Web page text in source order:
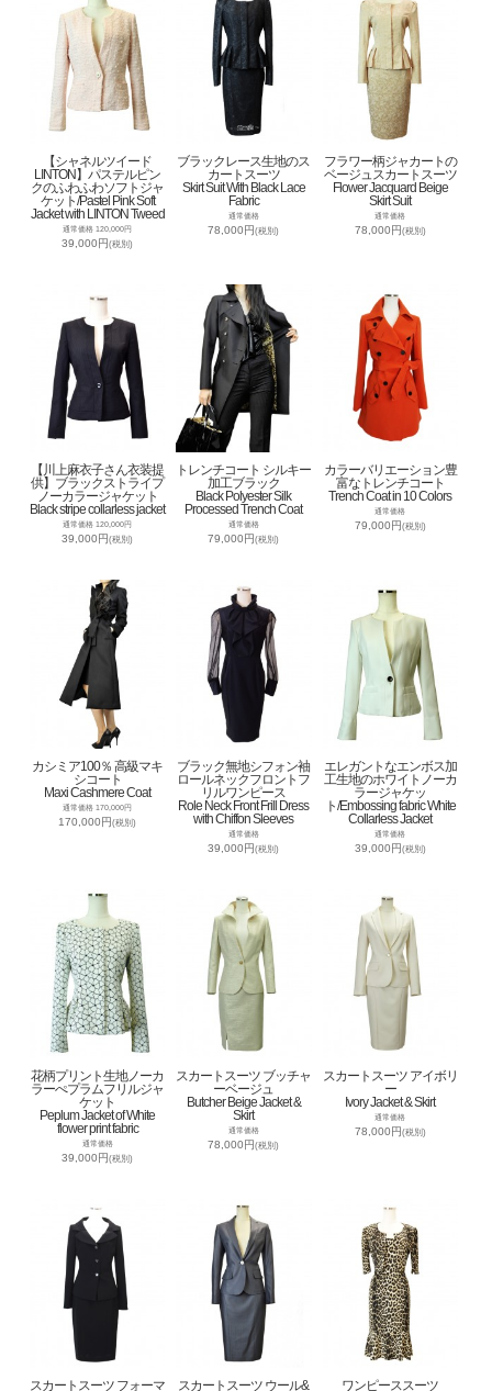
【シャネルツイード
LINTON】パステルピン
クのふわふわソフトジャ
ケット/Pastel Pink Soft
Jacket with LINTON Tweed
通常価格 120,000円
39,000円(税別)
ブラックレース生地のス
カートスーツ
Skirt Suit With Black Lace
Fabric
通常価格
78,000円(税別)
フラワー柄ジャカートの
ベージュスカートスーツ
Flower Jacquard Beige
Skirt Suit
通常価格
78,000円(税別)
【川上麻衣子さん衣装提
供】ブラックストライプ
ノーカラージャケット
Black stripe collarless jacket
通常価格 120,000円
39,000円(税別)
トレンチコート シルキー
加工ブラック
Black Polyester Silk
Processed Trench Coat
通常価格
79,000円(税別)
カラーバリエーション豊
富なトレンチコート
Trench Coat in 10 Colors
通常価格
79,000円(税別)
カシミア100％ 高級マキ
シコート
Maxi Cashmere Coat
通常価格 170,000円
170,000円(税別)
ブラック無地シフォン袖
ロールネックフロントフ
リルワンピース
Role Neck Front Frill Dress
with Chiffon Sleeves
通常価格
39,000円(税別)
エレガントなエンボス加
工生地のホワイトノーカ
ラージャケッ
ト/Embossing fabric White
Collarless Jacket
通常価格
39,000円(税別)
花柄プリント生地ノーカ
ラーぺプラムフリルジャ
ケット
Peplum Jacket of White
flower print fabric
通常価格
39,000円(税別)
スカートスーツ ブッチャ
ーベージュ
Butcher Beige Jacket &
Skirt
通常価格
78,000円(税別)
スカートスーツ アイボリ
ー
Ivory Jacket & Skirt
通常価格
78,000円(税別)
スカートスーツ フォーマ
スカートスーツ ウール&
ワンピーススーツ